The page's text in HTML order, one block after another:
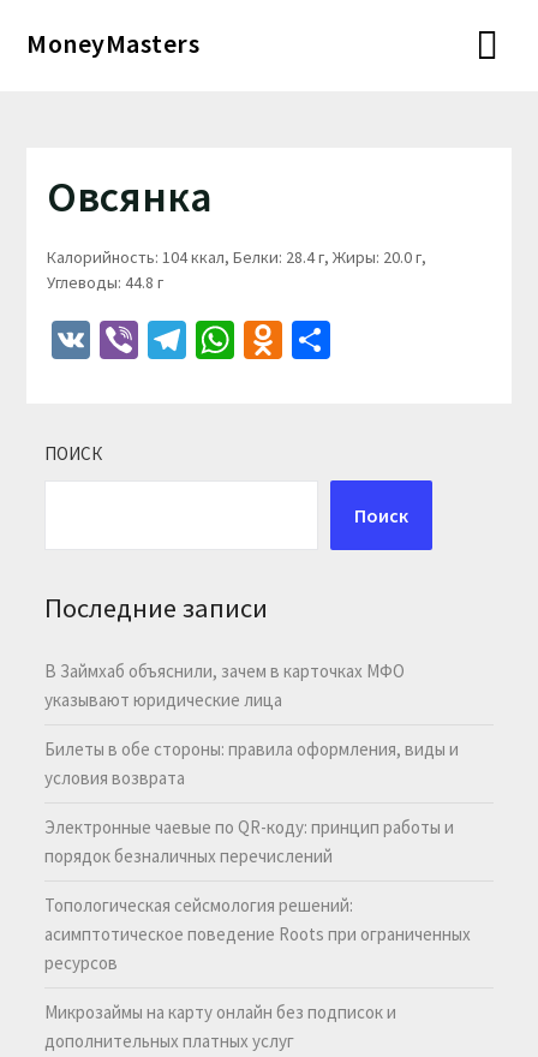
MoneyMasters
Овсянка
Калорийность: 104 ккал, Белки: 28.4 г, Жиры: 20.0 г,
Углеводы: 44.8 г
VKViberTelegram
WhatsApp
Odnoklassniki
Отправить
ПОИСК
Поиск
Последние записи
В Займхаб объяснили, зачем в карточках МФО
указывают юридические лица
Билеты в обе стороны: правила оформления, виды и
условия возврата
Электронные чаевые по QR-коду: принцип работы и
порядок безналичных перечислений
Топологическая сейсмология решений:
асимптотическое поведение Roots при ограниченных
ресурсов
Микрозаймы на карту онлайн без подписок и
дополнительных платных услуг